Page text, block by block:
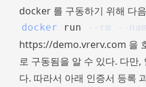
docker 를 구동하기 위해 다
docker run --rm --
https://demo.vrerv.com 을
로 구동됨을 알 수 있다. 다만,
다. 따라서 아래 인증서 등록